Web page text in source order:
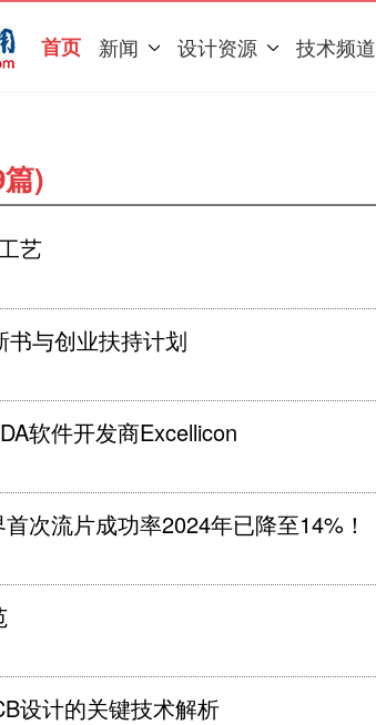
首页 新闻 设计资源 技术频道
)
艺
与创业扶持计划
软件开发商Excellicon
次流片成功率2024年已降至14%！
设计的关键技术解析